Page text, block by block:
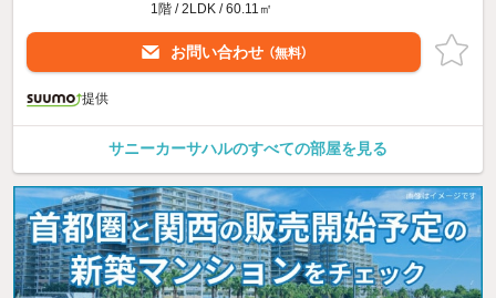
1階 / 2LDK / 60.11㎡
お問い合わせ （無料）
提供
サニーカーサハルのすべての部屋を見る